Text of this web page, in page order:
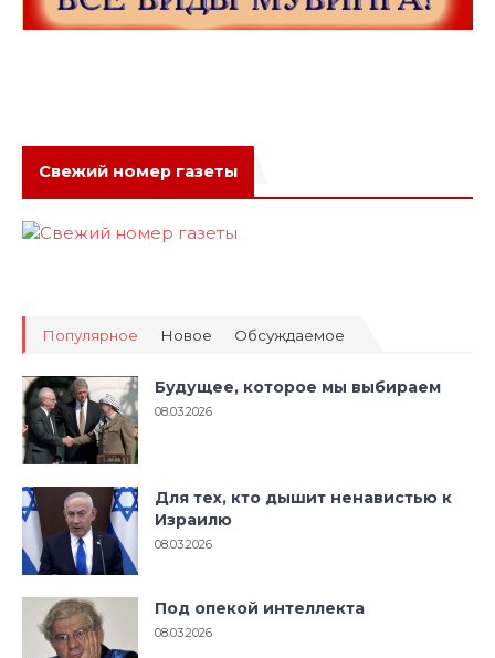
Свежий номер газеты
Популярное Новое Обсуждаемое
Будущее, которое мы выбираем
08.03.2026
Для тех, кто дышит ненавистью к
Израилю
08.03.2026
Под опекой интеллекта
08.03.2026